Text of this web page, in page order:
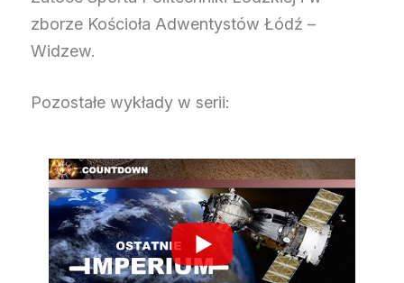
zborze Kościoła Adwentystów Łódź –
Widzew.
Pozostałe wykłady w serii: